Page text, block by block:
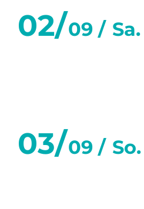
02/09 / Sa.
03/09 / So.